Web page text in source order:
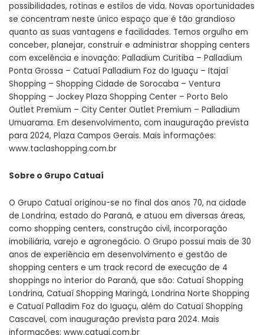
possibilidades, rotinas e estilos de vida. Novas oportunidades
se concentram neste único espaço que é tão grandioso
quanto as suas vantagens e facilidades. Temos orgulho em
conceber, planejar, construir e administrar shopping centers
com excelência e inovação: Palladium Curitiba – Palladium
Ponta Grossa – Catuaí Palladium Foz do Iguaçu – Itajaí
Shopping – Shopping Cidade de Sorocaba – Ventura
Shopping – Jockey Plaza Shopping Center – Porto Belo
Outlet Premium – City Center Outlet Premium – Palladium
Umuarama. Em desenvolvimento, com inauguração prevista
para 2024, Plaza Campos Gerais. Mais informações:
www.taclashopping.com.br
Sobre o Grupo Catuaí
O Grupo Catuaí originou-se no final dos anos 70, na cidade
de Londrina, estado do Paraná, e atuou em diversas áreas,
como shopping centers, construção civil, incorporação
imobiliária, varejo e agronegócio. O Grupo possui mais de 30
anos de experiência em desenvolvimento e gestão de
shopping centers e um track record de execução de 4
shoppings no interior do Paraná, que são: Catuaí Shopping
Londrina, Catuaí Shopping Maringá, Londrina Norte Shopping
e Catuaí Palladim Foz do Iguaçu, além do Catuaí Shopping
Cascavel, com inauguração prevista para 2024. Mais
informações: www.catuai.com.br